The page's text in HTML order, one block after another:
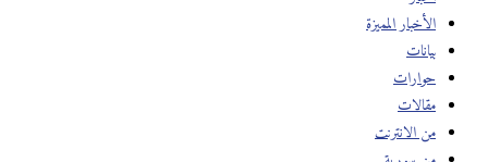
الأخبار المميزة
بيانات
حوارات
مقالات
من الانترنت